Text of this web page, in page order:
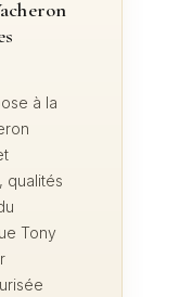
à la
qualités
Tony